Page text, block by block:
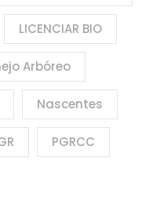
LICENCIAR BIO
Arbóreo
Nascentes
PGRCC